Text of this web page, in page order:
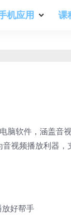
机应用 课
脑软件，涵盖音
视频播放利器
好帮手